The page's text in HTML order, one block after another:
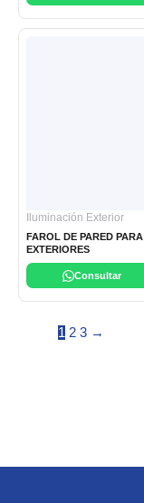
Iluminación Exterior
FAROL DE PARED PARA
EXTERIORES
Consultar
1 2 3 →